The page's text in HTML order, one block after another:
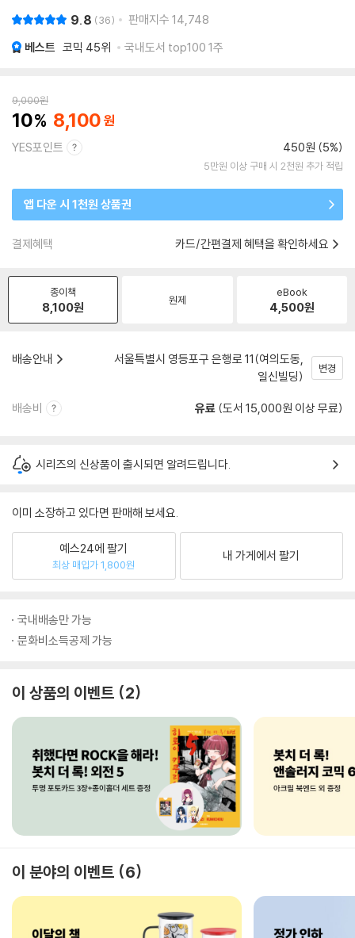
9.8 36 판매지수 14,748
베스트 코믹 45위 국내도서 top100 1주
9,000원
10 8,100
YES포인트 450원 (5%)
5만원 이상 구매 시 2천원 추가 적립
앱 다운 시 1천원 상품권
결제혜택 카드/간편결제 혜택을 확인하세요
종이책
8,100원 원제
eBook
4,500원
배송안내
서울특별시 영등포구 은행로 11(여의도동,
일신빌딩)
변경
배송비 유료 (도서 15,000원 이상 무료)
시리즈의 신상품이 출시되면 알려드립니다.
이미 소장하고 있다면 판매해 보세요.
예스24에 팔기
최상 매입가 1,800원
내 가게에서 팔기
국내배송만 가능
문화비소득공제 가능
이 상품의 이벤트 2
이 분야의 이벤트 6